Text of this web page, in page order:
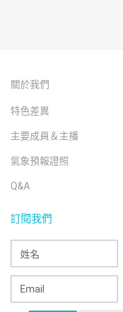
關於我們
特色差異
主要成員＆主播
氣象預報證照
Q&A
訂閱我們